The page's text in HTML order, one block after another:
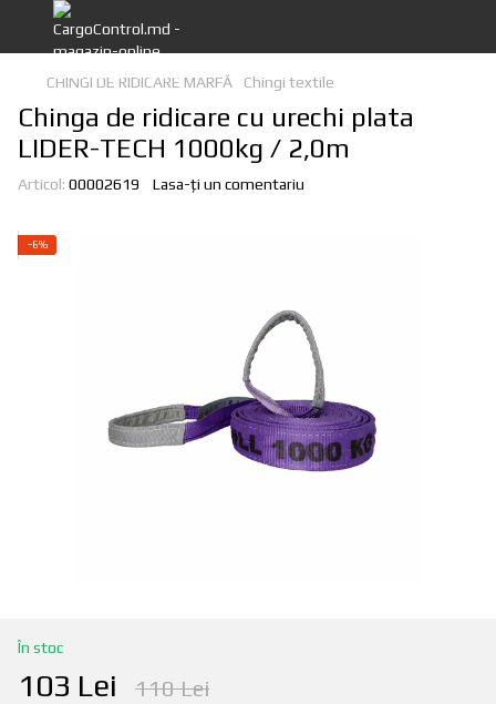
CHINGI DE RIDICARE MARFĂ Chingi textile
Chinga de ridicare cu urechi plata
LIDER-TECH 1000kg / 2,0m
Articol: 00002619 Lasa-ți un comentariu
−6%
În stoc
103 Lei 110 Lei